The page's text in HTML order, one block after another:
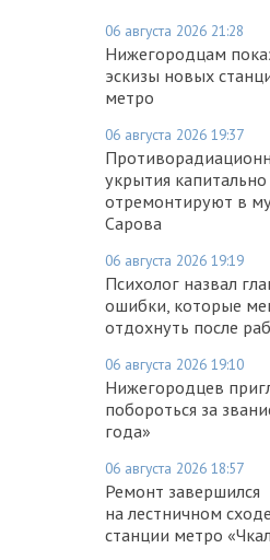
06 августа 2026 21:28
Нижегородцам
эскизы новых
метро
06 августа 2026 19:37
укрытия капитально
отремонтируют в
Сарова
06 августа 2026 19:19
Психолог назвал
ошибки, которые
отдохнуть после
06 августа 2026 19:10
Нижегородцев
побороться за
года»
06 августа 2026 18:57
Ремонт завершился
на лестничном
станции метро